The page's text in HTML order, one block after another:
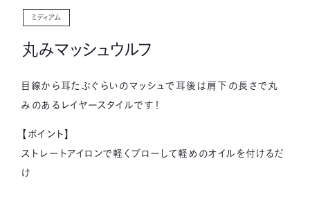
ミディアム
丸みマッシュウルフ
目線から耳たぶぐらいのマッシュで耳後は肩下の長さで丸
みのあるレイヤースタイルです！
【ポイント】
ストレートアイロンで軽くブローして軽めのオイルを付けるだ
け